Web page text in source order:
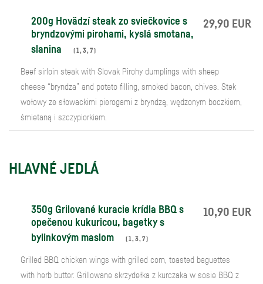
200g Hovädzí steak zo sviečkovice s
bryndzovými pirohami, kyslá smotana,
slanina
(1,3,7)
29,90 EUR
Beef sirloin steak with Slovak Pirohy dumplings with sheep
cheese “bryndza” and potato filling, smoked bacon, chives. Stek
wołowy ze słowackimi pierogami z bryndzą, wędzonym boczkiem,
śmietaną i szczypiorkiem.
HLAVNÉ JEDLÁ
350g Grilované kuracie krídla BBQ s
opečenou kukuricou, bagetky s
bylinkovým maslom
(1,3,7)
10,90 EUR
Grilled BBQ chicken wings with grilled corn, toasted baguettes
with herb butter. Grillowane skrzydełka z kurczaka w sosie BBQ z